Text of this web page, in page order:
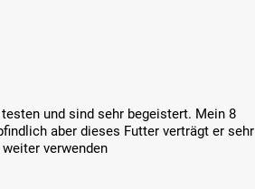
und sind sehr begeistert. Mein 8
aber dieses Futter verträgt er sehr
verwenden